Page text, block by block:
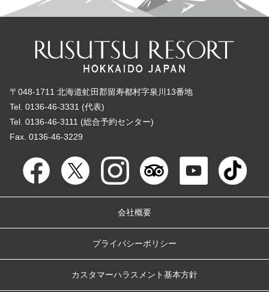
〒048-1711 北海道虻田郡留寿都村字泉川13番地
Tel. 0136-46-3331 (代表)
Tel. 0136-46-3111 (総合予約センター)
Fax. 0136-46-3229
会社概要
プライバシーポリシー
カスタマーハラスメント基本方針